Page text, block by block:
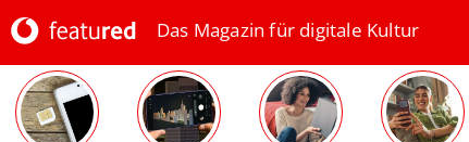
Das Magazin für digitale Kultur